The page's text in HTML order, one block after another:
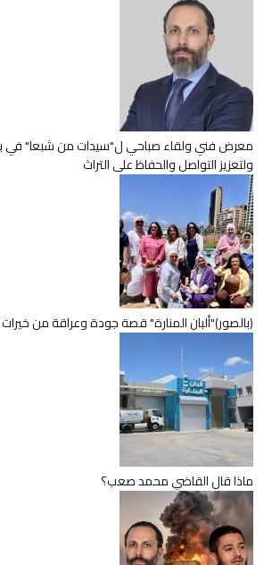
معرض فني ولقاء صباحي ل"سيدات من شبعا" في
ولتعزيز التواصل والحفاظ على التراث
(بالصور)"ألبان المنارة" قصة جودة وعراقة من خيرات
ماذا قال القاضي محمد صعب؟